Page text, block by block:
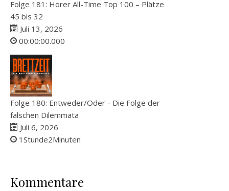
Folge 181: Hörer All-Time Top 100 – Plätze
45 bis 32
Juli 13, 2026
00:00:00.000
Folge 180: Entweder/Oder - Die Folge der
falschen Dilemmata
Juli 6, 2026
1Stunde2Minuten
Kommentare